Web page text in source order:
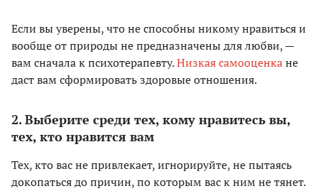
Если вы уверены, что не способны никому нравиться и
вообще от природы не предназначены для любви, —
вам сначала к психотерапевту.Низкая самооценкане
даст вам сформировать здоровые отношения.
2. Выберите среди тех, кому нравитесь вы,
тех, кто нравится вам
Тех, кто вас не привлекает, игнорируйте, не пытаясь
докопаться до причин, по которым вас к ним не тянет.